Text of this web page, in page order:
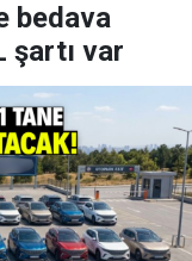
bedava
şartı var